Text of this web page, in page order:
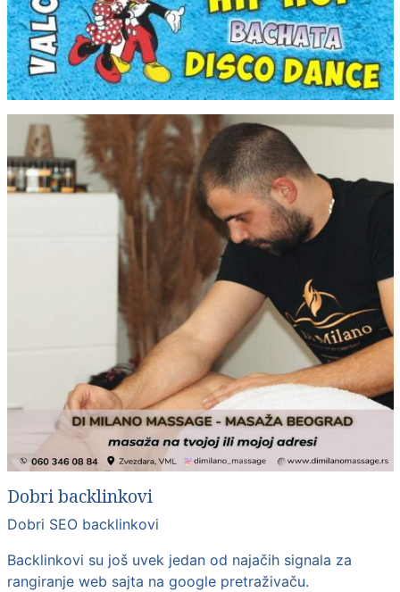
Dobri backlinkovi
Dobri SEO backlinkovi
Backlinkovi su još uvek jedan od najačih signala za
rangiranje web sajta na google pretraživaču.